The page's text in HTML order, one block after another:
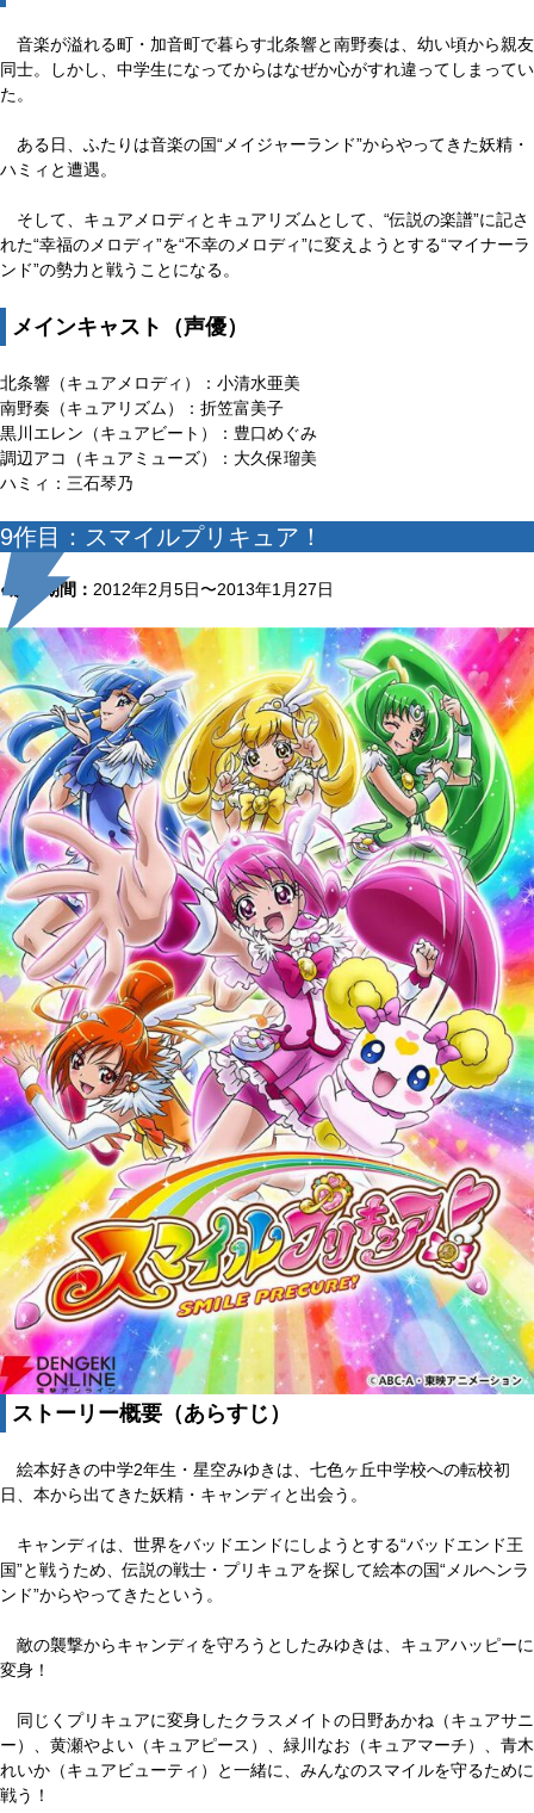
音楽が溢れる町・加音町で暮らす北条響と南野奏は、幼い頃から親友
同士。しかし、中学生になってからはなぜか心がすれ違ってしまってい
た。
ある日、ふたりは音楽の国“メイジャーランド”からやってきた妖精・
ハミィと遭遇。
そして、キュアメロディとキュアリズムとして、“伝説の楽譜”に記さ
れた“幸福のメロディ”を“不幸のメロディ”に変えようとする“マイナーラ
ンド”の勢力と戦うことになる。
メインキャスト（声優）
北条響（キュアメロディ）：小清水亜美
南野奏（キュアリズム）：折笠富美子
黒川エレン（キュアビート）：豊口めぐみ
調辺アコ（キュアミューズ）：大久保瑠美
ハミィ：三石琴乃
9作目：スマイルプリキュア！
●放送期間： 2012年2月5日〜2013年1月27日
ストーリー概要（あらすじ）
絵本好きの中学2年生・星空みゆきは、七色ヶ丘中学校への転校初
日、本から出てきた妖精・キャンディと出会う。
キャンディは、世界をバッドエンドにしようとする“バッドエンド王
国”と戦うため、伝説の戦士・プリキュアを探して絵本の国“メルヘンラ
ンド”からやってきたという。
敵の襲撃からキャンディを守ろうとしたみゆきは、キュアハッピーに
変身！
同じくプリキュアに変身したクラスメイトの日野あかね（キュアサニ
ー）、黄瀬やよい（キュアピース）、緑川なお（キュアマーチ）、青木
れいか（キュアビューティ）と一緒に、みんなのスマイルを守るために
戦う！